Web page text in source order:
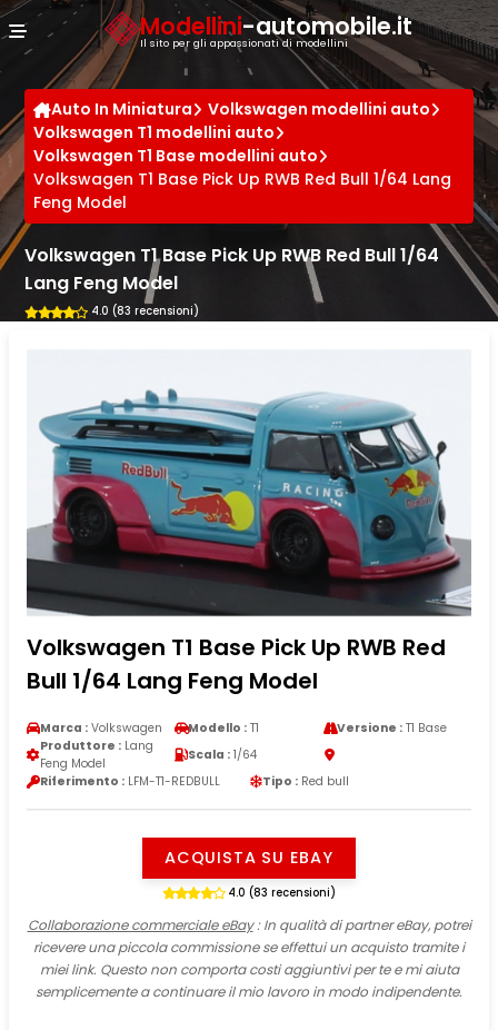
Modellini-automobile.it
Il sito per gli appassionati di modellini
Auto In Miniatura
Volkswagen modellini auto
Volkswagen T1 modellini auto
Volkswagen T1 Base modellini auto
Volkswagen T1 Base Pick Up RWB Red Bull 1/64 Lang
Feng Model
Volkswagen T1 Base Pick Up RWB Red Bull 1/64
Lang Feng Model
4.0 (83 recensioni)
Volkswagen T1 Base Pick Up RWB Red
Bull 1/64 Lang Feng Model
Marca : Volkswagen Modello : T1 Versione :T1 Base
Produttore : Lang
Feng Model
Scala : 1/64
Riferimento : LFM-T1-REDBULL Tipo : Red bull
ACQUISTA SU EBAY
4.0 (83 recensioni)
Collaborazione commerciale eBay: In qualità di partner eBay, potrei
ricevere una piccola commissione se effettui un acquisto tramite i
miei link. Questo non comporta costi aggiuntivi per te e mi aiuta
semplicemente a continuare il mio lavoro in modo indipendente.
Cookies management panel